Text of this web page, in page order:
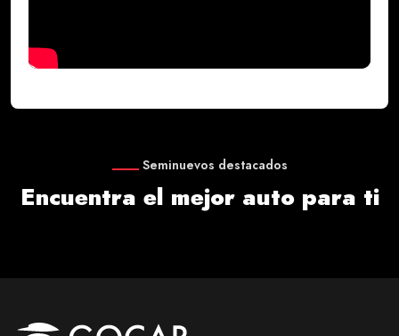
Seminuevos destacados
Encuentra el mejor auto para ti